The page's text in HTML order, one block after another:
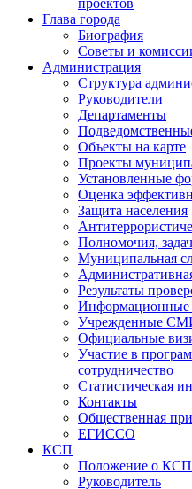
проектов
Глава города
Биография
Советы и
Администрация
Структура
Руководители
Департаменты
Объекты на карте
Проекты
Установленные
Оценка
Защита населения
Полномочия,
Муниципальная
Результаты
Информационные
Учрежденные
Официальные
Участие в
сотрудничество
Статистическая
Контакты
Общественная
ЕГИССО
КСП
Положение о КСП
Руководитель